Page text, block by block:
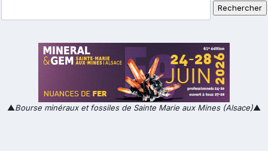
▲Bourse minéraux et fossiles de Sainte Marie aux Mines (Alsace)▲